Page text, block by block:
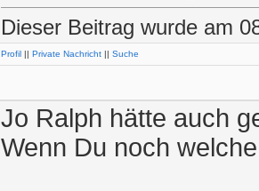
Dieser Beitrag wurde am
Profil || Private Nachricht || Suche
Jo Ralph hätte auch
Wenn Du noch